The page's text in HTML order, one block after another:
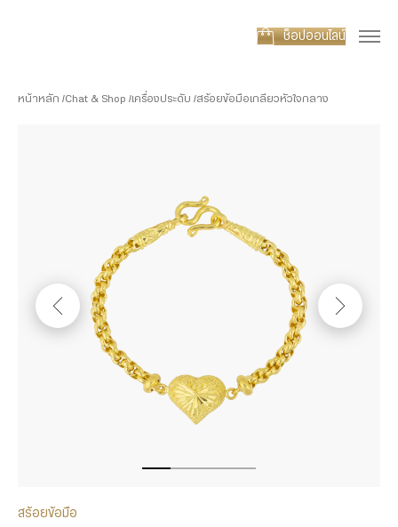
ช็อปออนไลน์
หน้าหลัก Chat & Shop เครื่องประดับ สร้อยข้อมือเกลียวหัวใจกลาง
สร้อยข้อมือ